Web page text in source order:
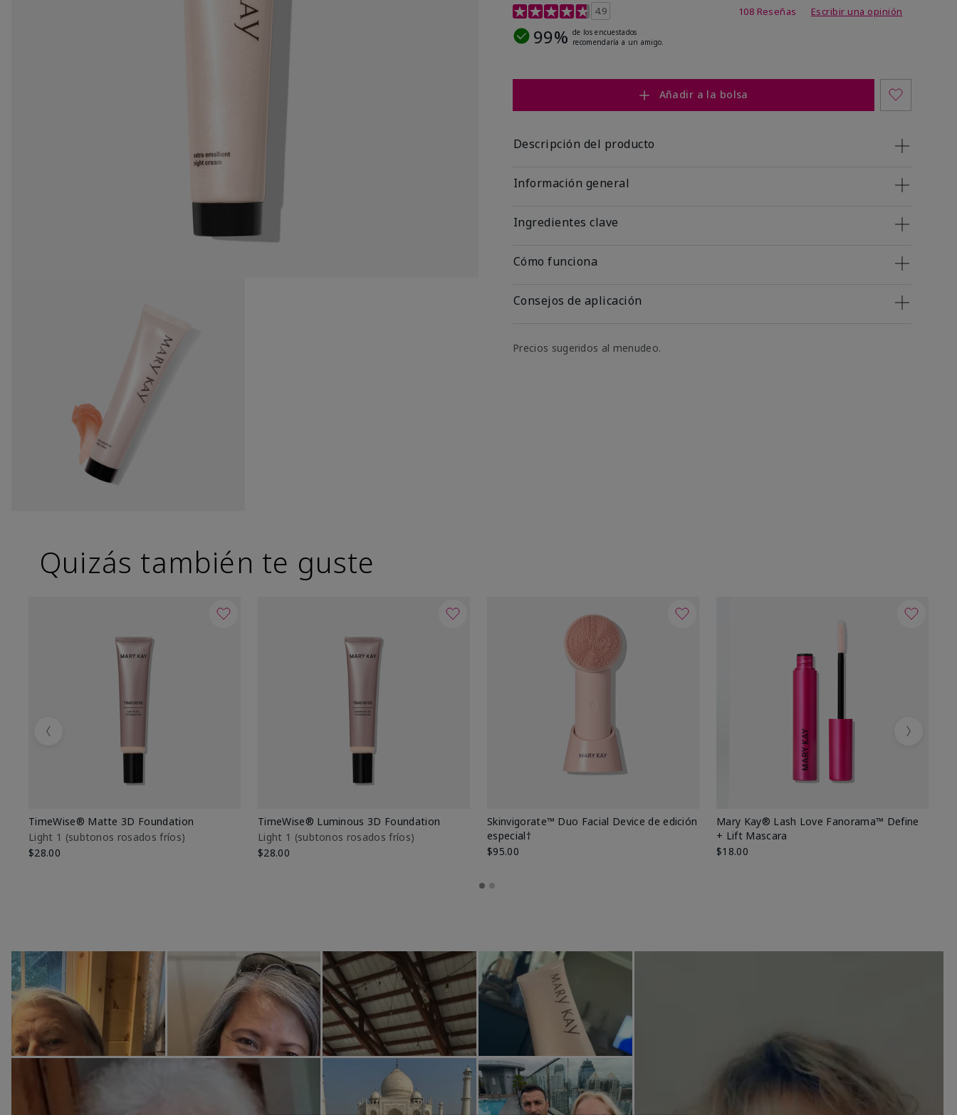
Calificación de clientes de 5 de 5
4.9 108 Reseñas Escribir una opinión
99% de los encuestados
recomendaría a un amigo.
Añadir a la bolsa
Descripción del producto
Información general
Ingredientes clave
Cómo funciona
Consejos de aplicación
Precios sugeridos al menudeo.
Quizás también te guste
TimeWise® Matte 3D Foundation
Light 1​ (subtonos rosados fríos)
$28.00
TimeWise® Luminous 3D Foundation
Light 1​ (subtonos rosados fríos)
$28.00
Skinvigorate™ Duo Facial Device de edición
especial†
$95.00
Mary Kay® Lash Love Fanorama™ Define
+ Lift Mascara
$18.00
Previous Next